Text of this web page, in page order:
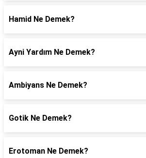
Hamid Ne Demek?
Ayni Yardım Ne Demek?
Ambiyans Ne Demek?
Gotik Ne Demek?
Erotoman Ne Demek?